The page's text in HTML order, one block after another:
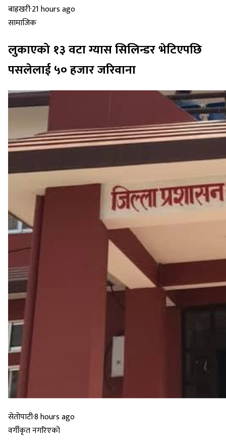
बाह्रखरी·21 hours ago
सामाजिक
लुकाएको १३ वटा ग्यास सिलिन्डर भेटिएपछि
पसलेलाई ५० हजार जरिवाना
सेतोपाटी·8 hours ago
वर्गीकृत नगरिएको